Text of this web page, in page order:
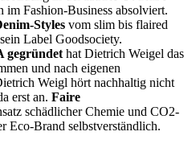
im Fashion-Business absolviert.
Styles vom slim bis flaired
Label Goodsociety.
gegründet hat Dietrich Weigel das
und nach eigenen
Weigl hört nachhaltig nicht
erst an. Faire
schädlicher Chemie und CO2-
Eco-Brand selbstverständlich.